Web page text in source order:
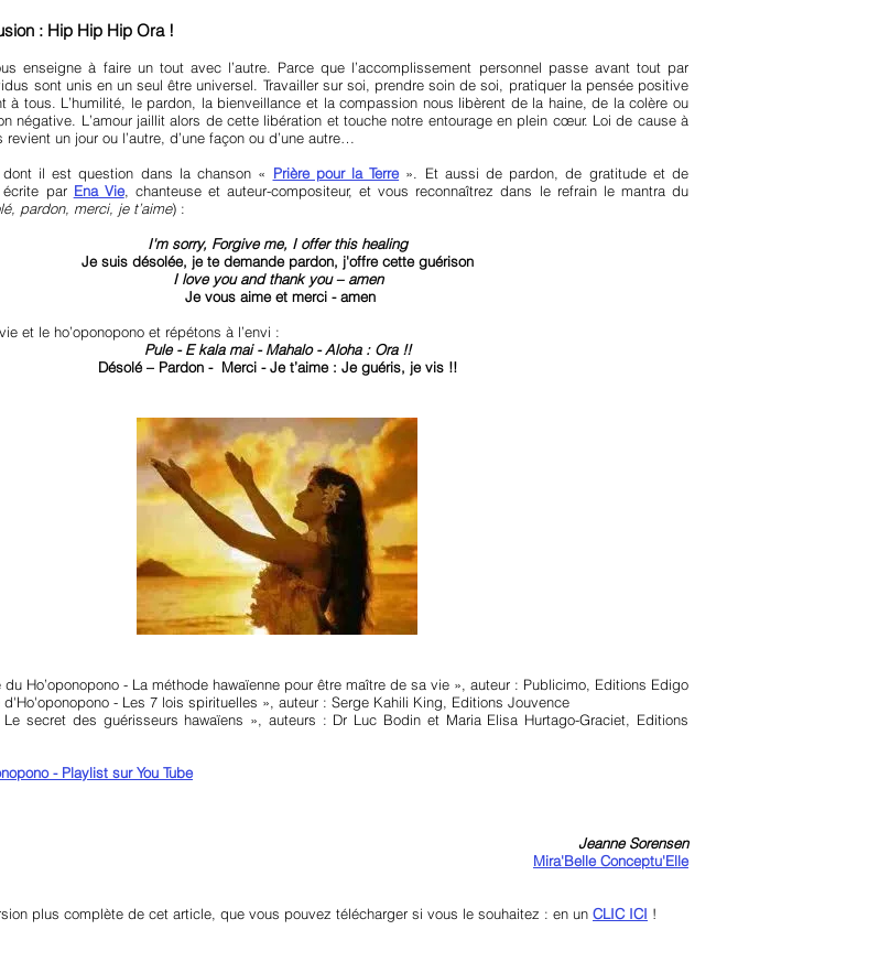
: Hip Hip Hip Ora !
enseigne à faire un tout avec l’autre. Parce que l’accomplissement personnel passe avant tout par
sont unis en un seul être universel. Travailler sur soi, prendre soin de soi, pratiquer la pensée positive
à tous. L’humilité, le pardon, la bienveillance et la compassion nous libèrent de la haine, de la colère ou
négative. L’amour jaillit alors de cette libération et touche notre entourage en plein cœur. Loi de cause à
un jour ou l’autre, d’une façon ou d’une autre…
il est question dans la chanson « Prière pour la Terre». Et aussi de pardon, de gratitude et de
par Ena Vie, chanteuse et auteur-compositeur, et vous reconnaîtrez dans le refrain le mantra du
pardon, merci, je t’aime) :
I'm sorry, Forgive me, I offer this healing
Je suis désolée, je te demande pardon, j'offre cette guérison
I love you and thank you – amen
Je vous aime et merci - amen
et le ho’oponopono et répétons à l’envi :
Pule - E kala mai - Mahalo - Aloha : Ora !!
Désolé – Pardon - Merci - Je t’aime : Je guéris, je vis !!
Ho’oponopono - La méthode hawaïenne pour être maître de sa vie », auteur : Publicimo, Editions Edigo
- Les 7 lois spirituelles », auteur : Serge Kahili King, Editions Jouvence
Le secret des guérisseurs hawaïens », auteurs : Dr Luc Bodin et Maria Elisa Hurtago-Graciet, Editions
- Playlist sur You Tube
Jeanne Sorensen
Mira'Belle Conceptu'Elle
plus complète de cet article, que vous pouvez télécharger si vous le souhaitez : en un CLIC ICI !